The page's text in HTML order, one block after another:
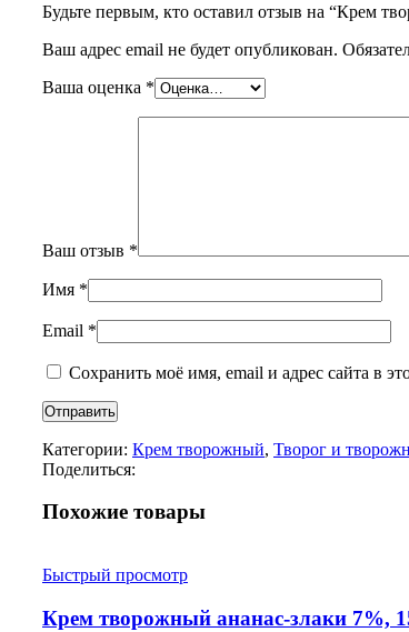
Будьте первым, кто оставил отзыв на “Крем
Ваш адрес email не будет опубликован.
Ваша оценка *
Ваш отзыв *
Имя *
Email *
Сохранить моё имя, email и адрес сайта в
Категории: Крем творожный, Творог и
Поделиться:
Похожие товары
Быстрый просмотр
Крем творожный ананас-злаки 7%,